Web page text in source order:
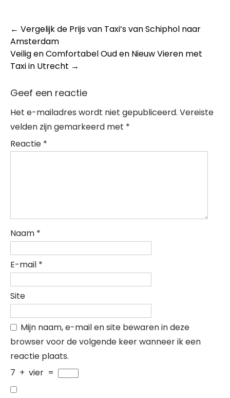
Post
navigation
← Vergelijk de Prijs van Taxi’s van Schiphol naar
Amsterdam
Veilig en Comfortabel Oud en Nieuw Vieren met
Taxi in Utrecht →
Geef een reactie
Het e-mailadres wordt niet gepubliceerd. Vereiste
velden zijn gemarkeerd met *
Reactie *
Naam *
E-mail *
Site
Mijn naam, e-mail en site bewaren in deze
browser voor de volgende keer wanneer ik een
reactie plaats.
7 + vier =